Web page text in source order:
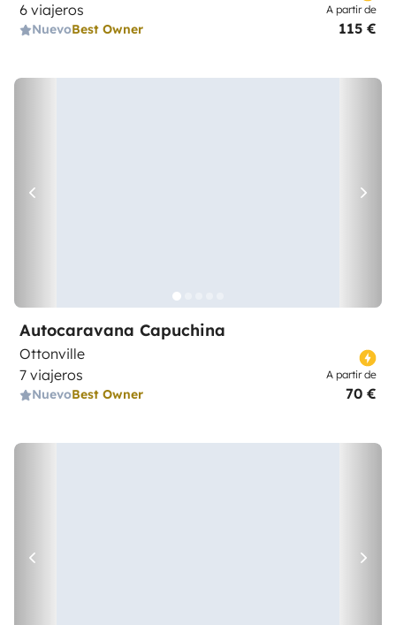
6 viajeros
NuevoBest Owner
A partir de
115 €
Autocaravana Capuchina
Ottonville
7 viajeros
NuevoBest Owner
A partir de
70 €